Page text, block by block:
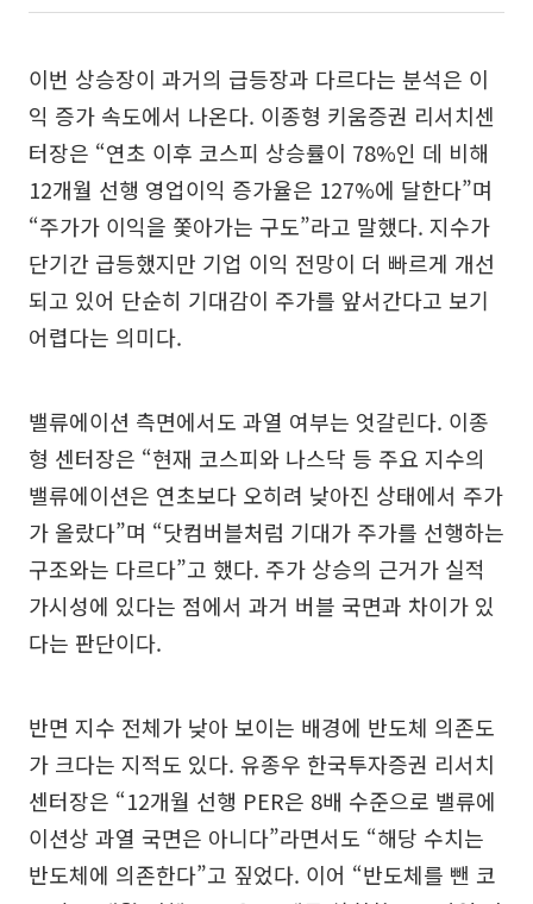
이번 상승장이 과거의 급등장과 다르다는 분석은 이
익 증가 속도에서 나온다. 이종형 키움증권 리서치센
터장은 “연초 이후 코스피 상승률이 78%인 데 비해
12개월 선행 영업이익 증가율은 127%에 달한다”며
“주가가 이익을 쫓아가는 구도”라고 말했다. 지수가
단기간 급등했지만 기업 이익 전망이 더 빠르게 개선
되고 있어 단순히 기대감이 주가를 앞서간다고 보기
어렵다는 의미다.
밸류에이션 측면에서도 과열 여부는 엇갈린다. 이종
형 센터장은 “현재 코스피와 나스닥 등 주요 지수의
밸류에이션은 연초보다 오히려 낮아진 상태에서 주가
가 올랐다”며 “닷컴버블처럼 기대가 주가를 선행하는
구조와는 다르다”고 했다. 주가 상승의 근거가 실적
가시성에 있다는 점에서 과거 버블 국면과 차이가 있
다는 판단이다.
반면 지수 전체가 낮아 보이는 배경에 반도체 의존도
가 크다는 지적도 있다. 유종우 한국투자증권 리서치
센터장은 “12개월 선행 PER은 8배 수준으로 밸류에
이션상 과열 국면은 아니다”라면서도 “해당 수치는
반도체에 의존한다”고 짚었다. 이어 “반도체를 뺀 코